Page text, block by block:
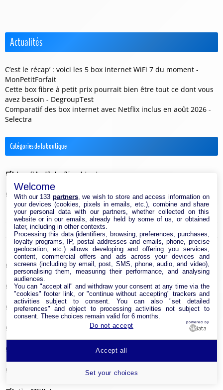
Actualités
C’est le récap’ : voici les 5 box internet WiFi 7 du moment -
MonPetitForfait
Cette box fibre à petit prix pourrait bien être tout ce dont vous
avez besoin - DegroupTest
Comparatif des box internet avec Netflix inclus en août 2026 -
Selectra
Catégories de la boutique
Antenne & Amplificateur Réseau Internet
Cable Réseau
Adaptateur Ethernet USB
Câble RJ45
Clé USB Wi-Fi
Carte réseau
Module CPL
Point d’accès Internet Wi-Fi
Welcome
With our 133 partners, we wish to store and access information on
your devices (cookies, pixels in emails, etc.), combine and share
your personal data with our partners, whether collected on this
website or in our emails, already held by some of us, or obtained
later, including in other contexts.
Processing this data (identifiers, browsing, preferences, purchases,
loyalty programs, IP, postal addresses and emails, phone, precise
geolocation, etc.) allows developing and offering you services,
content, commercial offers and ads across your devices and
screens (including by email, post, SMS, phone, audio, and video),
personalising them, measuring their performance, and analysing
audiences.
You can "accept all" and withdraw your consent at any time via the
"cookies" footer link, or "continue without accepting" trackers and
activities subject to consent. You can also "set detailed
preferences" and object to processing activities not subject to
consent. These choices remain valid for 6 months.
Do not accept
powered by
Set your choices
Accept all